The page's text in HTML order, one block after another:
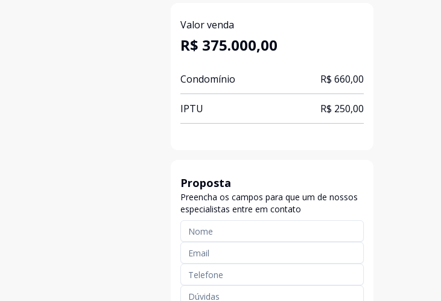
Valor venda
R$ 375.000,00
Condomínio R$ 660,00
IPTU R$ 250,00
Proposta
Preencha os campos para que um de nossos
especialistas entre em contato